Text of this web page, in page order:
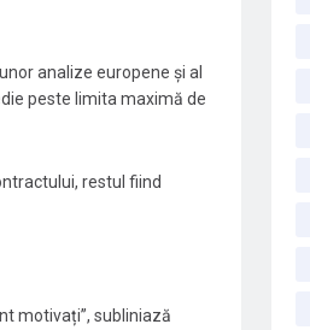
analize europene și al
peste limita maximă de
restul fiind
motivați”, subliniază